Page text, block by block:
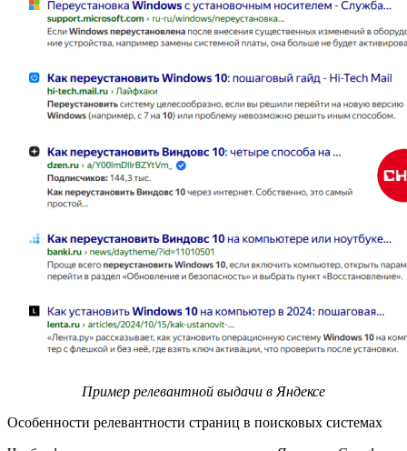
Пример релевантной выдачи в Яндексе
Особенности релевантности страниц в поисковых системах